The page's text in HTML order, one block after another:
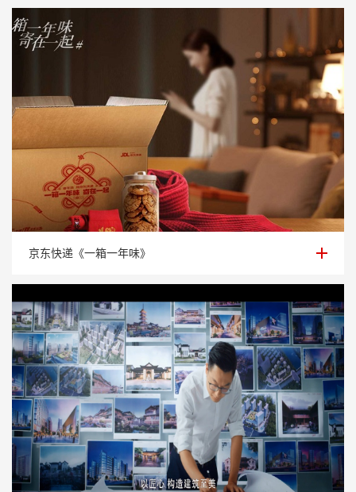
京东快递《一箱一年味》
京东快递《一箱一年味》